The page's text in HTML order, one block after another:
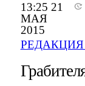
13:25 21
МАЯ
2015